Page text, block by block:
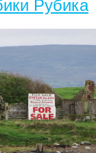
Рубика